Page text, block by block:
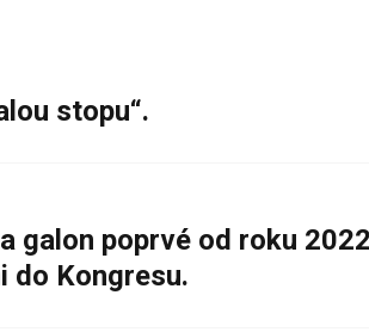
stopu“.
galon poprvé od roku
do Kongresu.